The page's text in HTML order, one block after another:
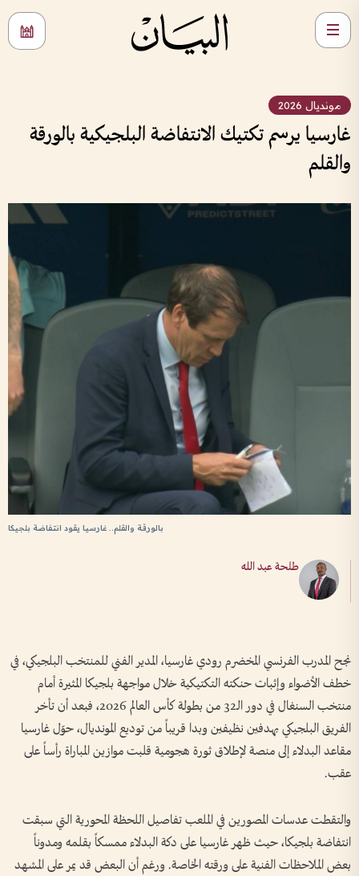
مونديال 2026
غارسيا يرسم تكتيك الانتفاضة البلجيكية بالورقة
والقلم
بالورقة والقلم.. غارسيا يقود انتفاضة بلجيكا
طلحة عبد الله
نجح المدرب الفرنسي المخضرم رودي غارسيا، المدير الفني للمنتخب البلجيكي، في
خطف الأضواء وإثبات حنكته التكتيكية خلال مواجهة بلجيكا المثيرة أمام
منتخب السنغال في دور الـ32 من بطولة كأس العالم 2026، فبعد أن تأخر
الفريق البلجيكي بهدفين نظيفين وبدا قريباً من توديع المونديال، حوّل غارسيا
مقاعد البدلاء إلى منصة لإطلاق ثورة هجومية قلبت موازين المباراة رأساً على
عقب.
والتقطت عدسات المصورين في الملعب تفاصيل اللحظة المحورية التي سبقت
انتفاضة بلجيكا، حيث ظهر غارسيا على دكة البدلاء ممسكاً بقلمه ومدوناً
بعض الملاحظات الفنية على ورقته الخاصة. ورغم أن البعض قد يمر على المشهد